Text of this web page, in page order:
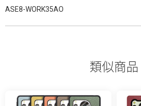
ASE8-WORK35AO
類似商品